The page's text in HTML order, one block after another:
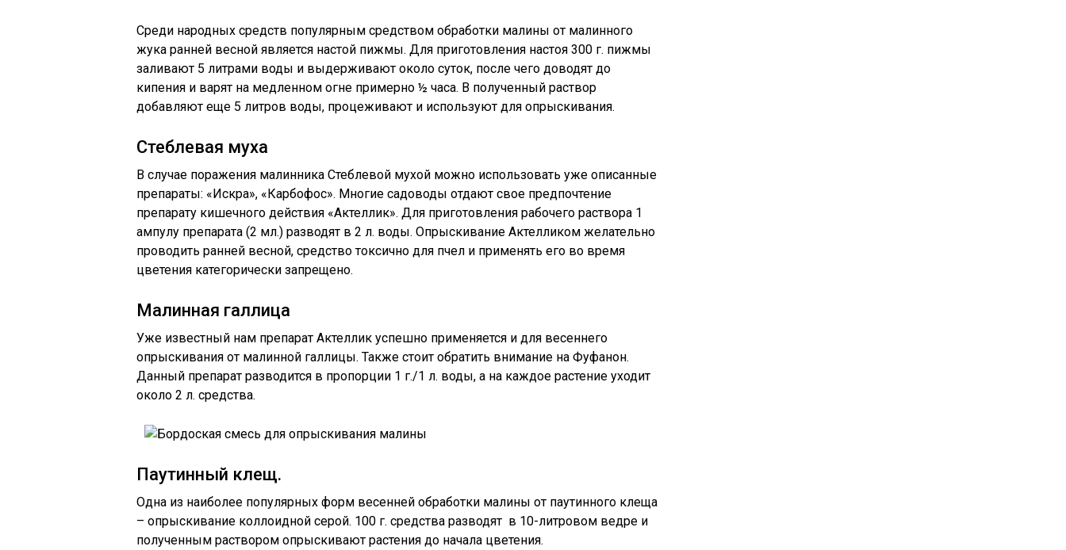
Среди народных средств популярным средством обработки малины от малинного
жука ранней весной является настой пижмы. Для приготовления настоя 300 г. пижмы
заливают 5 литрами воды и выдерживают около суток, после чего доводят до
кипения и варят на медленном огне примерно ½ часа. В полученный раствор
добавляют еще 5 литров воды, процеживают и используют для опрыскивания.
Стеблевая муха
В случае поражения малинника Стеблевой мухой можно использовать уже описанные
препараты: «Искра», «Карбофос». Многие садоводы отдают свое предпочтение
препарату кишечного действия «Актеллик». Для приготовления рабочего раствора 1
ампулу препарата (2 мл.) разводят в 2 л. воды. Опрыскивание Актелликом желательно
проводить ранней весной, средство токсично для пчел и применять его во время
цветения категорически запрещено.
Малинная галлица
Уже известный нам препарат Актеллик успешно применяется и для весеннего
опрыскивания от малинной галлицы. Также стоит обратить внимание на Фуфанон.
Данный препарат разводится в пропорции 1 г./1 л. воды, а на каждое растение уходит
около 2 л. средства.
Паутинный клещ.
Одна из наиболее популярных форм весенней обработки малины от паутинного клеща
– опрыскивание коллоидной серой. 100 г. средства разводят в 10-литровом ведре и
полученным раствором опрыскивают растения до начала цветения.